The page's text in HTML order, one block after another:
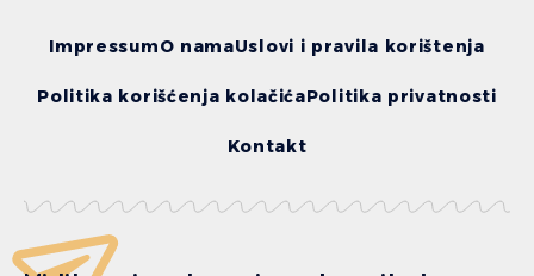
ImpressumO namaUslovi i pravila korištenja
Politika korišćenja kolačićaPolitika privatnosti
Kontakt